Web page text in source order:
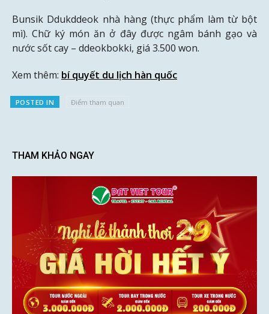
Bunsik Ddukddeok nhà hàng (thực phẩm làm từ bột
mì). Chữ ký món ăn ở đây được ngâm bánh gạo và
nước sốt cay – ddeokbokki, giá 3.500 won.
Xem thêm: bí quyết du lịch hàn quốc
POSTED IN Điểm tham quan
THAM KHẢO NGAY